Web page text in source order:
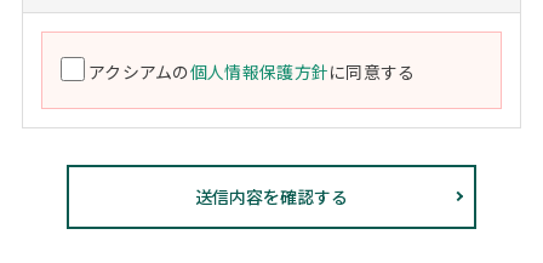
アクシアムの個人情報保護方針に同意する